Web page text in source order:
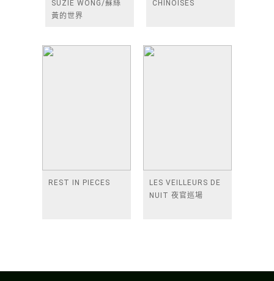
SUZIE WONG/蘇絲
黃的世界
CHINOISES
REST IN PIECES
LES VEILLEURS DE
NUIT 夜官巡場